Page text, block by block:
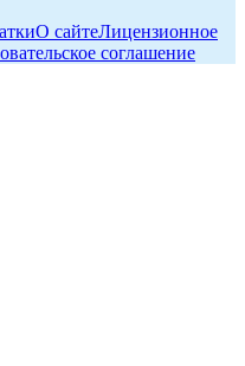
О сайтеЛицензионное
соглашение